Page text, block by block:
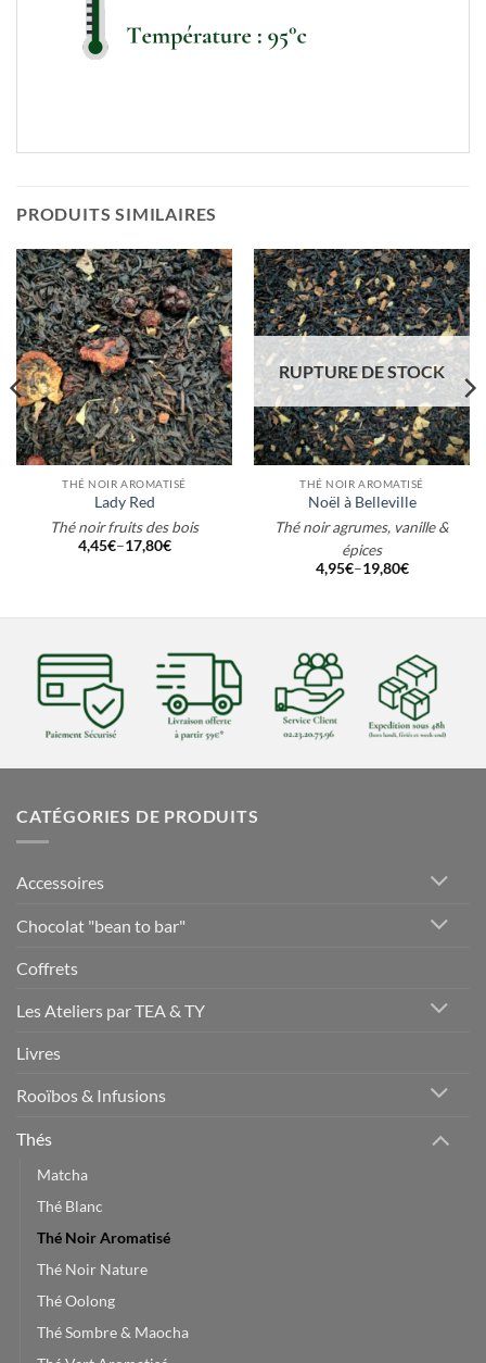
PRODUITS SIMILAIRES
THÉ NOIR AROMATISÉ
Lady Red
Thé noir fruits des bois
4,45€–17,80€
RUPTURE DE STOCK
THÉ NOIR AROMATISÉ
Noël à Belleville
Thé noir agrumes, vanille &
épices
4,95€–19,80€
CATÉGORIES DE PRODUITS
Accessoires
Chocolat "bean to bar"
Coffrets
Les Ateliers par TEA & TY
Livres
Rooïbos & Infusions
Thés
Matcha
Thé Blanc
Thé Noir Aromatisé
Thé Noir Nature
Thé Oolong
Thé Sombre & Maocha